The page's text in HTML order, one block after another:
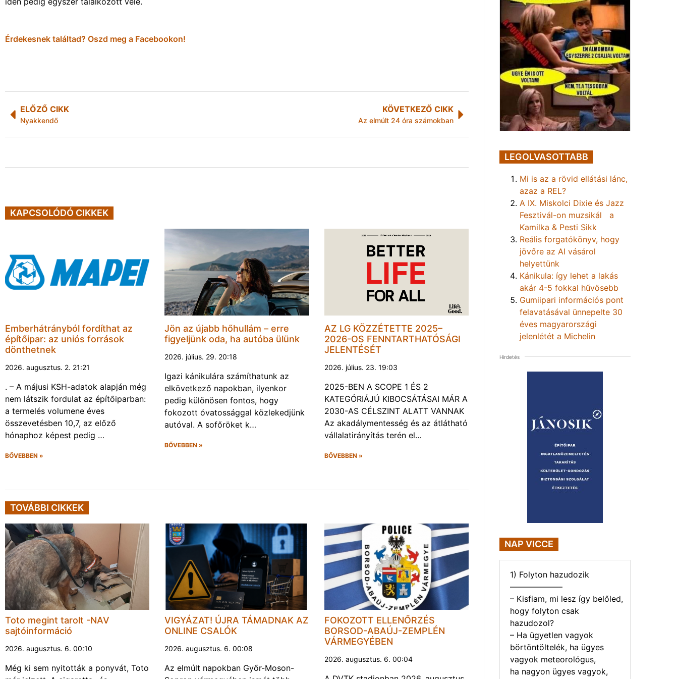
Érdekesnek találtad? Oszd meg a Facebookon!
ELŐZŐ CIKK
Nyakkendő
KÖVETKEZŐ CIKK
Az elmúlt 24 óra számokban
KAPCSOLÓDÓ CIKKEK
Emberhátrányból fordíthat az
építőipar: az uniós források
dönthetnek
2026. augusztus. 2. 21:21
. – A májusi KSH-adatok alapján még
nem látszik fordulat az építőiparban:
a termelés volumene éves
összevetésben 10,7, az előző
hónaphoz képest pedig …
BŐVEBBEN »
Jön az újabb hőhullám – erre
figyeljünk oda, ha autóba ülünk
2026. július. 29. 20:18
Igazi kánikulára számíthatunk az
elkövetkező napokban, ilyenkor
pedig különösen fontos, hogy
fokozott óvatossággal közlekedjünk
autóval. A sofőröket k…
BŐVEBBEN »
AZ LG KÖZZÉTETTE 2025–
2026-OS FENNTARTHATÓSÁGI
JELENTÉSÉT
2026. július. 23. 19:03
2025-BEN A SCOPE 1 ÉS 2
KATEGÓRIÁJÚ KIBOCSÁTÁSAI MÁR A
2030-AS CÉLSZINT ALATT VANNAK
Az akadálymentesség és az átlátható
vállalatirányítás terén el…
BŐVEBBEN »
TOVÁBBI CIKKEK
Toto megint tarolt -NAV
sajtóinformáció
2026. augusztus. 6. 00:10
Még ki sem nyitották a ponyvát, Toto
VIGYÁZAT! ÚJRA TÁMADNAK AZ
ONLINE CSALÓK
2026. augusztus. 6. 00:08
Az elmúlt napokban Győr-Moson-
FOKOZOTT ELLENŐRZÉS
BORSOD-ABAÚJ-ZEMPLÉN
VÁRMEGYÉBEN
2026. augusztus. 6. 00:04
LEGOLVASOTTABB
Mi is az a rövid ellátási lánc,
azaz a REL?
A IX. Miskolci Dixie és Jazz
Fesztivál-on muzsikál a
Kamilka & Pesti Sikk
Reális forgatókönyv, hogy
jövőre az AI vásárol
helyettünk
Kánikula: így lehet a lakás
akár 4-5 fokkal hűvösebb
Gumiipari információs pont
felavatásával ünnepelte 30
éves magyarországi
jelenlétét a Michelin
Hirdetés
NAP VICCE
1) Folyton hazudozik
——————–
– Kisfiam, mi lesz így belőled,
hogy folyton csak
hazudozol?
– Ha ügyetlen vagyok
börtöntöltelék, ha ügyes
vagyok meteorológus,
ha nagyon ügyes vagyok,